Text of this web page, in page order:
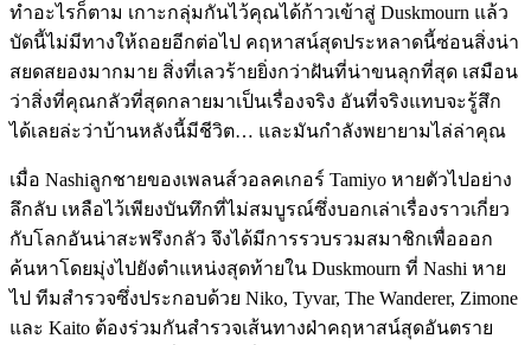
ทำอะไรก็ตาม เกาะกลุ่มกันไว้คุณได้ก้าวเข้าสู่ Duskmourn แล้ว
บัดนี้ไม่มีทางให้ถอยอีกต่อไป คฤหาสน์สุดประหลาดนี้ซ่อนสิ่งน่า
สยดสยองมากมาย สิ่งที่เลวร้ายยิ่งกว่าฝันที่น่าขนลุกที่สุด เสมือน
ว่าสิ่งที่คุณกลัวที่สุดกลายมาเป็นเรื่องจริง อันที่จริงแทบจะรู้สึก
ได้เลยล่ะว่าบ้านหลังนี้มีชีวิต… และมันกำลังพยายามไล่ล่าคุณ
เมื่อ Nashiลูกชายของเพลนส์วอลคเกอร์ Tamiyo หายตัวไปอย่าง
ลึกลับ เหลือไว้เพียงบันทึกที่ไม่สมบูรณ์ซึ่งบอกเล่าเรื่องราวเกี่ยว
กับโลกอันน่าสะพรึงกลัว จึงได้มีการรวบรวมสมาชิกเพื่อออก
ค้นหาโดยมุ่งไปยังตำแหน่งสุดท้ายใน Duskmourn ที่ Nashi หาย
ไป ทีมสำรวจซึ่งประกอบด้วย Niko, Tyvar, The Wanderer, Zimone
และ Kaito ต้องร่วมกันสำรวจเส้นทางฝ่าคฤหาสน์สุดอันตราย